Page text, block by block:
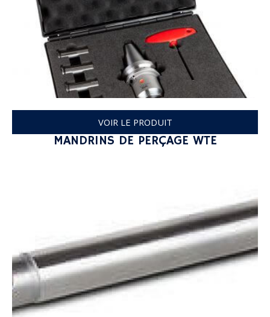
VOIR LE PRODUIT
MANDRINS DE PERÇAGE WTE